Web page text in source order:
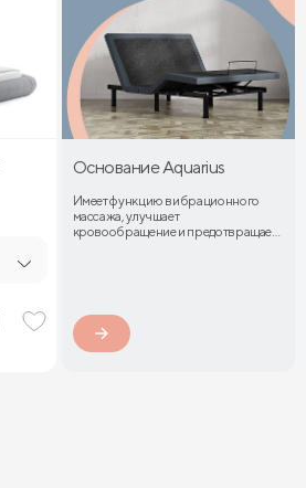
Основание Aquarius
Имеет функцию вибрационного
массажа, улучшает
кровообращение и предотвращает